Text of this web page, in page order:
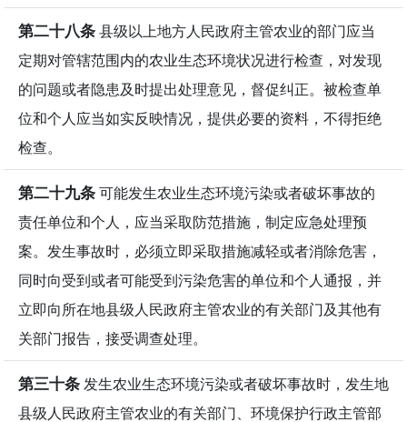
第二十八条县级以上地方人民政府主管农业的部门应当
定期对管辖范围内的农业生态环境状况进行检查，对发现
的问题或者隐患及时提出处理意见，督促纠正。被检查单
位和个人应当如实反映情况，提供必要的资料，不得拒绝
检查。
第二十九条可能发生农业生态环境污染或者破坏事故的
责任单位和个人，应当采取防范措施，制定应急处理预
案。发生事故时，必须立即采取措施减轻或者消除危害，
同时向受到或者可能受到污染危害的单位和个人通报，并
立即向所在地县级人民政府主管农业的有关部门及其他有
关部门报告，接受调查处理。
第三十条发生农业生态环境污染或者破坏事故时，发生地
县级人民政府主管农业的有关部门、环境保护行政主管部